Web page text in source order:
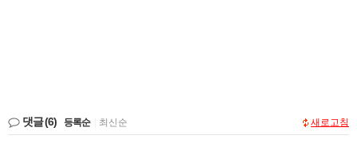
댓글(6) 등록순 최신순 새로고침